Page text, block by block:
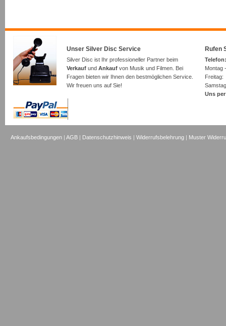
Unser Silver Disc Service
Silver Disc ist Ihr professioneller Partner beim
Verkauf und Ankauf von Musik und Filmen. Bei
Fragen bieten wir Ihnen den bestmöglichen Service.
Wir freuen uns auf Sie!
Rufen
Montag
Uns
Ankaufsbedingungen |AGB | Datenschutzhinweis |Widerrufsbelehrung | Muster